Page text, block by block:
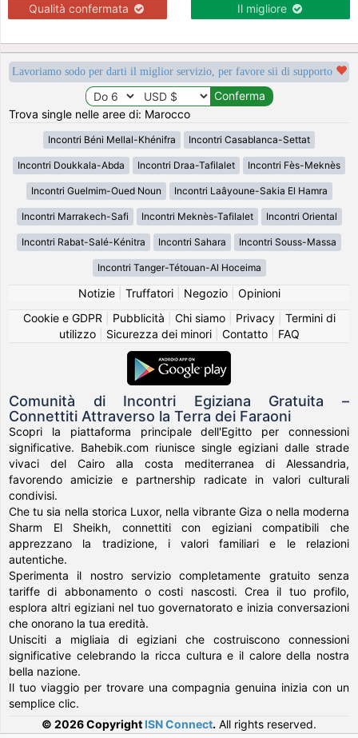
Qualità confermata Il migliore
Lavoriamo sodo per darti il miglior servizio, per favore sii di supporto
Trova single nelle aree di: Marocco
Incontri Béni Mellal-Khénifra Incontri Casablanca-Settat
Incontri Doukkala-Abda Incontri Draa-Tafilalet Incontri Fès-Meknès
Incontri Guelmim-Oued Noun Incontri Laâyoune-Sakia El Hamra
Incontri Marrakech-Safi Incontri Meknès-Tafilalet Incontri Oriental
Incontri Rabat-Salé-Kénitra Incontri Sahara Incontri Souss-Massa
Incontri Tanger-Tétouan-Al Hoceima
Notizie| Truffatori| Negozio| Opinioni
Cookie e GDPR
Pubblicità Chi siamo| Privacy| Termini di
utilizzo| Sicurezza dei minori| Contatto| FAQ
Comunità di Incontri Egiziana Gratuita –
Connettiti Attraverso la Terra dei Faraoni
Scopri la piattaforma principale dell'Egitto per connessioni
significative. Bahebik.com riunisce single egiziani dalle strade
vivaci del Cairo alla costa mediterranea di Alessandria,
favorendo amicizie e partnership radicate in valori culturali
condivisi.
Che tu sia nella storica Luxor, nella vibrante Giza o nella moderna
Sharm El Sheikh, connettiti con egiziani compatibili che
apprezzano la tradizione, i valori familiari e le relazioni
autentiche.
Sperimenta il nostro servizio completamente gratuito senza
tariffe di abbonamento o costi nascosti. Crea il tuo profilo,
esplora altri egiziani nel tuo governatorato e inizia conversazioni
che onorano la tua eredità.
Unisciti a migliaia di egiziani che costruiscono connessioni
significative celebrando la ricca cultura e il calore della nostra
bella nazione.
Il tuo viaggio per trovare una compagnia genuina inizia con un
semplice clic.
© 2026 Copyright ISN Connect. All rights reserved.